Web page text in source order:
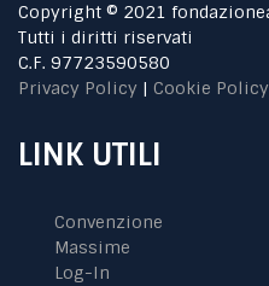
Copyright © 2021
Tutti i diritti riservati
C.F. 97723590580
Privacy Policy | Cookie Policy
LINK UTILI
Convenzione
Massime
Log-In